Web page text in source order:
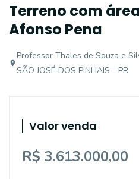
Terreno com
Afonso Pena
Professor Thales de Souza e
SÃO JOSÉ DOS PINHAIS - PR
Valor venda
R$ 3.613.000,00